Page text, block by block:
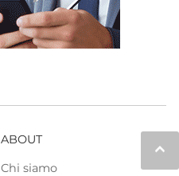
keyboard_arrow_up
ABOUT
Chi siamo